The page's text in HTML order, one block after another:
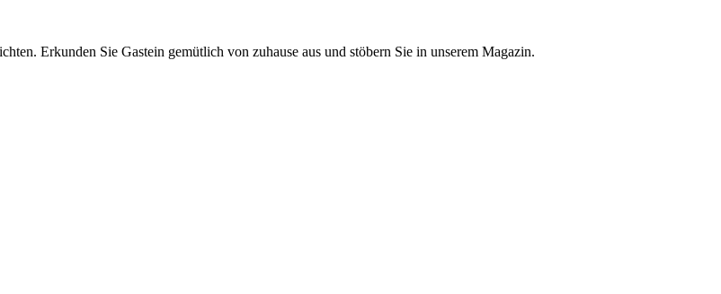
Erkunden Sie Gastein gemütlich von zuhause aus und stöbern Sie in unserem Magazin.